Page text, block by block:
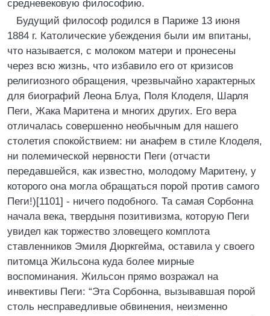
средневековую философию.
Будущий философ родился в Париже 13 июня
1884 г. Католические убеждения были им впитаны,
что называется, с молоком матери и пронесены
через всю жизнь, что избавило его от кризисов
религиозного обращения, чрезвычайно характерных
для биографий Леона Блуа, Поля Клоделя, Шарля
Пеги, Жака Маритена и многих других. Его вера
отличалась совершенно необычным для нашего
столетия спокойствием: ни анафем в стиле Клоделя,
ни полемической нервности Пеги (отчасти
передавшейся, как известно, молодому Маритену, у
которого она могла обращаться порой против самого
Пеги!)[1101] - ничего подобного. Та самая Сорбонна
начала века, твердыня позитивизма, которую Пеги
увидел как торжество зловещего комплота
ставленников Эмиля Дюркгейма, оставила у своего
питомца Жильсона куда более мирные
воспоминания. Жильсон прямо возражал на
инвективы Пеги: “Эта Сорбонна, вызывавшая порой
столь несправедливые обвинения, неизменно